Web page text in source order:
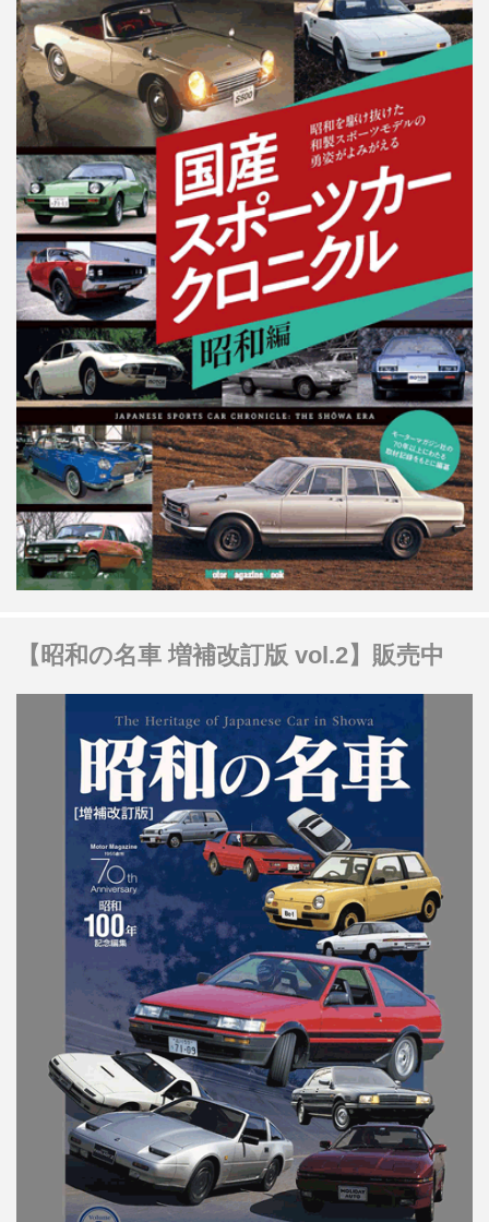
【昭和の名車 増補改訂版 vol.2】販売中